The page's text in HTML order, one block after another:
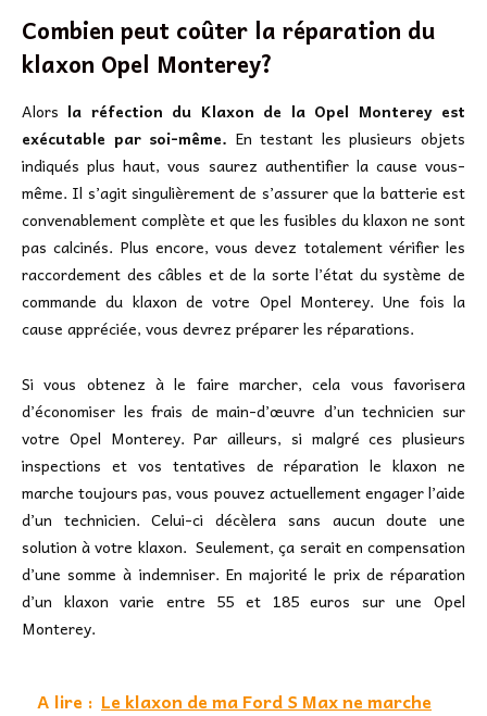
Combien peut coûter la réparation du
klaxon Opel Monterey?
Alors la réfection du Klaxon de la Opel Monterey est
exécutable par soi-même. En testant les plusieurs objets
indiqués plus haut, vous saurez authentifier la cause vous-
même. Il s’agit singulièrement de s’assurer que la batterie est
convenablement complète et que les fusibles du klaxon ne sont
pas calcinés. Plus encore, vous devez totalement vérifier les
raccordement des câbles et de la sorte l’état du système de
commande du klaxon de votre Opel Monterey. Une fois la
cause appréciée, vous devrez préparer les réparations.
Si vous obtenez à le faire marcher, cela vous favorisera
d’économiser les frais de main-d’œuvre d’un technicien sur
votre Opel Monterey. Par ailleurs, si malgré ces plusieurs
inspections et vos tentatives de réparation le klaxon ne
marche toujours pas, vous pouvez actuellement engager l’aide
d’un technicien. Celui-ci décèlera sans aucun doute une
solution à votre klaxon. Seulement, ça serait en compensation
d’une somme à indemniser. En majorité le prix de réparation
d’un klaxon varie entre 55 et 185 euros sur une Opel
Monterey.
A lire : Le klaxon de ma Ford S Max ne marche